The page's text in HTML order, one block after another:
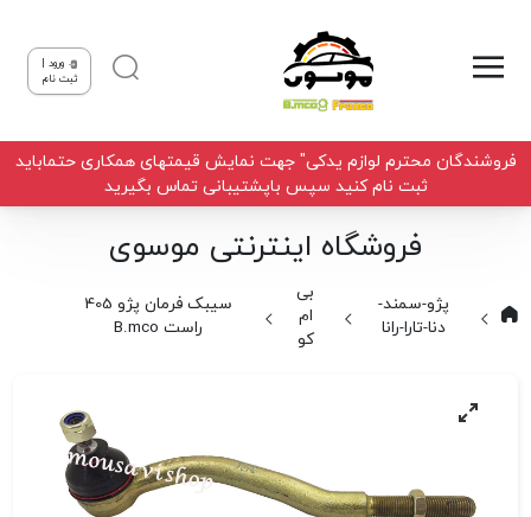
ورود |
ثبت نام
فروشندگان محترم لوازم یدکی" جهت نمایش قیمتهای همکاری حتماباید
ثبت نام کنید سپس باپشتیبانی تماس بگیرید
فروشگاه اینترنتی موسوی
پژو-سمند-
دنا-تارا-رانا
بی
ام
کو
سیبک فرمان پژو 405
راست B.mco